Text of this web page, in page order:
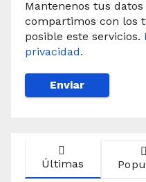
Mantenenos tus
compartimos con los
posible este servicios.
privacidad.
Últimas